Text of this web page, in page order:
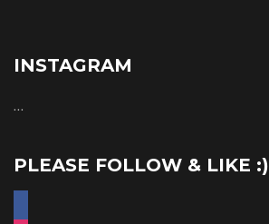
INSTAGRAM
…
PLEASE FOLLOW & LIKE :)